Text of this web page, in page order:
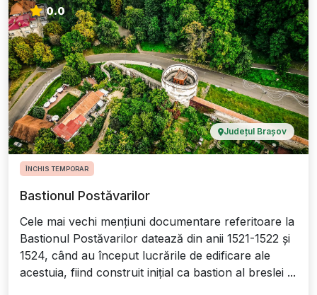
0.0
Județul Brașov
ÎNCHIS TEMPORAR
Bastionul Postăvarilor
Cele mai vechi mențiuni documentare referitoare la
Bastionul Postăvarilor datează din anii 1521-1522 și
1524, când au început lucrările de edificare ale
acestuia, fiind construit inițial ca bastion al breslei ...